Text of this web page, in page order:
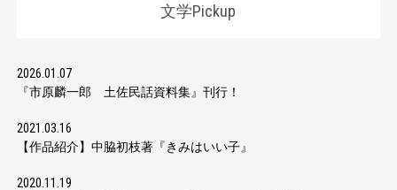
文学Pickup
2026.01.07
『市原麟一郎 土佐民話資料集』刊行！
2021.03.16
【作品紹介】中脇初枝著『きみはいい子』
2020.11.19